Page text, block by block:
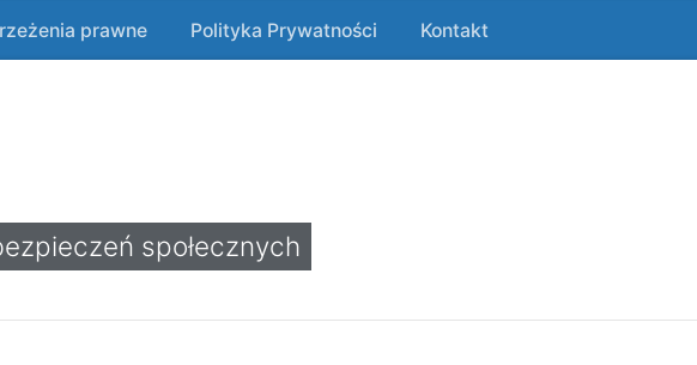
prawne Polityka Prywatności Kontakt
społecznych